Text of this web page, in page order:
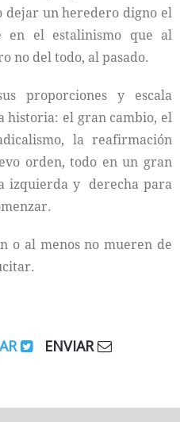
dejar un heredero digno el
en el estalinismo que al
no del todo, al pasado.
proporciones y escala
historia: el gran cambio, el
la reafirmación
orden, todo en un gran
izquierda y derecha para
o al menos no mueren de
ENVIAR